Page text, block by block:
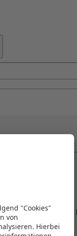
Nutzen Sie attraktive